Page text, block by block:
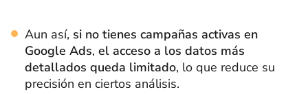
Aun así, si no tienes campañas activas en
Google Ads, el acceso a los datos más
detallados queda limitado, lo que reduce su
precisión en ciertos análisis.